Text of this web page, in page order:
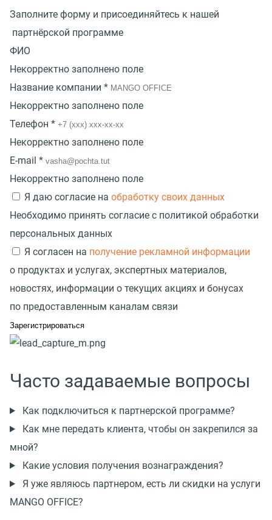
Заполните форму и присоединяйтесь к нашей
партнёрской программе
ФИО
Некорректно заполнено поле
Название компании *
Некорректно заполнено поле
Телефон *
Некорректно заполнено поле
E-mail *
Некорректно заполнено поле
Я даю согласие на обработку своих данных
Необходимо принять согласие с политикой обработки
персональных данных
Я согласен на получение рекламной информации
о продуктах и услугах, экспертных материалов,
новостях, информации о текущих акциях и бонусах
по предоставленным каналам связи
Часто задаваемые вопросы
Как подключиться к партнерской программе?
Как мне передать клиента, чтобы он закрепился за
мной?
Какие условия получения вознаграждения?
Я уже являюсь партнером, есть ли скидки на услуги
MANGO OFFICE?